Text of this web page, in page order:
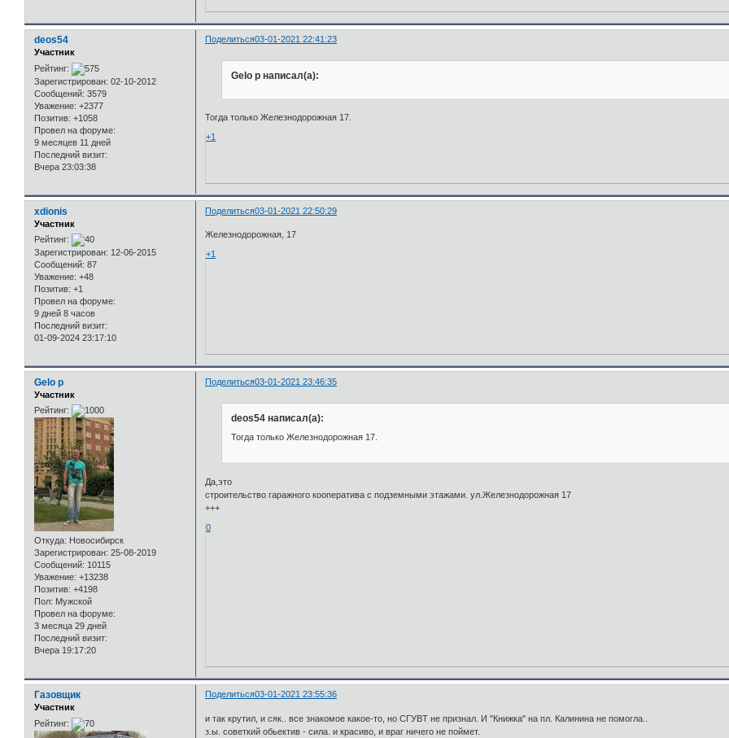
Поделиться03-01-2021 22:41:23
deos54
Участник
Рейтинг:
Зарегистрирован: 02-10-2012
Сообщений: 3579
Уважение: +2377
Позитив: +1058
Провел на форуме:
9 месяцев 11 дней
Последний визит:
Вчера 23:03:38
Gelo p написал(а):
Тогда только Железнодорожная 17.
+1
Поделиться03-01-2021 22:50:29
xdionis
Участник
Рейтинг:
Зарегистрирован: 12-06-2015
Сообщений: 87
Уважение: +48
Позитив: +1
Провел на форуме:
9 дней 8 часов
Последний визит:
01-09-2024 23:17:10
Железнодорожная, 17
+1
Поделиться03-01-2021 23:46:35
Gelo p
Участник
Рейтинг:
Откуда: Новосибирск
Зарегистрирован: 25-08-2019
Сообщений: 10115
Уважение: +13238
Позитив: +4198
Пол: Мужской
Провел на форуме:
3 месяца 29 дней
Последний визит:
Вчера 19:17:20
deos54 написал(а):
Тогда только Железнодорожная 17.
Да,это
строительство гаражного кооператива с подземными этажами. ул.Железнодорожная 17
+++
0
Поделиться03-01-2021 23:55:36
Газовщик
Участник
Рейтинг:
и так крутил, и сяк.. все знакомое какое-то, но СГУВT не признал. И "Книжка" на пл. Калинина не помогла..
з.ы. советкий обьектив - сила. и красиво, и враг ничего не поймет.